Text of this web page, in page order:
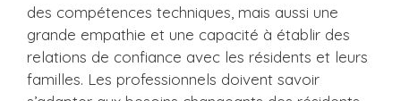
des compétences techniques, mais aussi une
grande empathie et une capacité à établir des
relations de confiance avec les résidents et leurs
familles. Les professionnels doivent savoir